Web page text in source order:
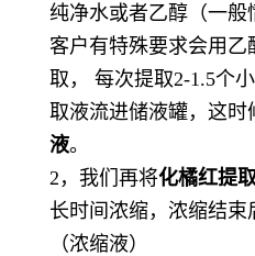
纯净水或者乙醇（一
客户有特殊要求会用乙
取， 每次提取2-1.5个
取液流进储液罐，这时
液。
2，我们再将化橘红提
长时间浓缩，浓缩结束
（浓缩液）